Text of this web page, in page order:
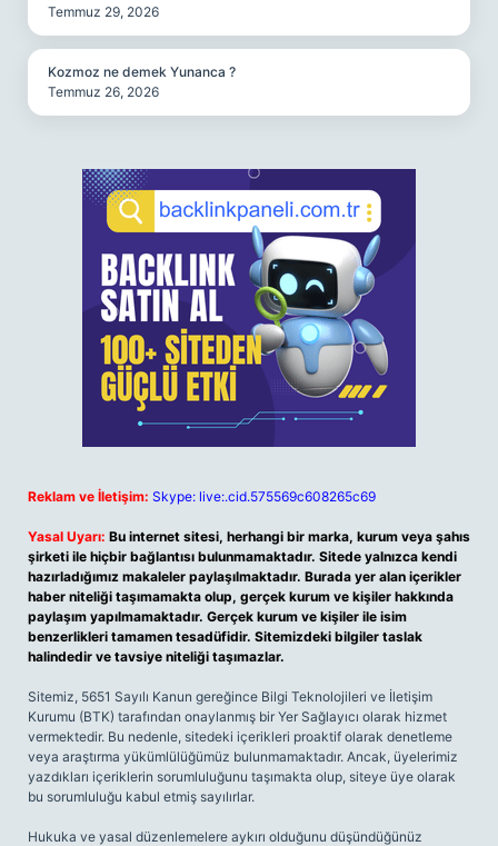
Temmuz 29, 2026
Kozmoz ne demek Yunanca ?
Temmuz 26, 2026
Reklam ve İletişim: Skype: live:.cid.575569c608265c69
Yasal Uyarı: Bu internet sitesi, herhangi bir marka, kurum veya şahıs
şirketi ile hiçbir bağlantısı bulunmamaktadır. Sitede yalnızca kendi
hazırladığımız makaleler paylaşılmaktadır. Burada yer alan içerikler
haber niteliği taşımamakta olup, gerçek kurum ve kişiler hakkında
paylaşım yapılmamaktadır. Gerçek kurum ve kişiler ile isim
benzerlikleri tamamen tesadüfidir. Sitemizdeki bilgiler taslak
halindedir ve tavsiye niteliği taşımazlar.
Sitemiz, 5651 Sayılı Kanun gereğince Bilgi Teknolojileri ve İletişim
Kurumu (BTK) tarafından onaylanmış bir Yer Sağlayıcı olarak hizmet
vermektedir. Bu nedenle, sitedeki içerikleri proaktif olarak denetleme
veya araştırma yükümlülüğümüz bulunmamaktadır. Ancak, üyelerimiz
yazdıkları içeriklerin sorumluluğunu taşımakta olup, siteye üye olarak
bu sorumluluğu kabul etmiş sayılırlar.
Hukuka ve yasal düzenlemelere aykırı olduğunu düşündüğünüz